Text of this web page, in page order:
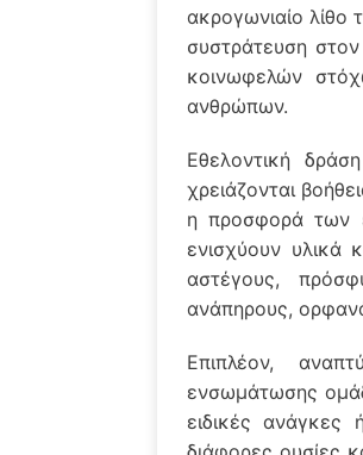
ακρογωνιαίο λίθο
συστράτευση
κοινωφελών
ανθρώπων.
Εθελοντική
χρειάζονται
η προσφορά των
ενισχύουν υλικά
αστέγους,
ανάπηρους,
Επιπλέον,
ενσωμάτωσης
ειδικές